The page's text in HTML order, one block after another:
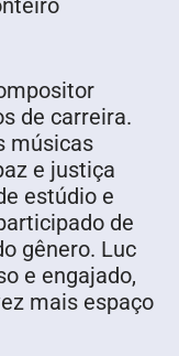
de carreira.
músicas
e justiça
estúdio e
de
gênero. Luc
e engajado,
mais espaço